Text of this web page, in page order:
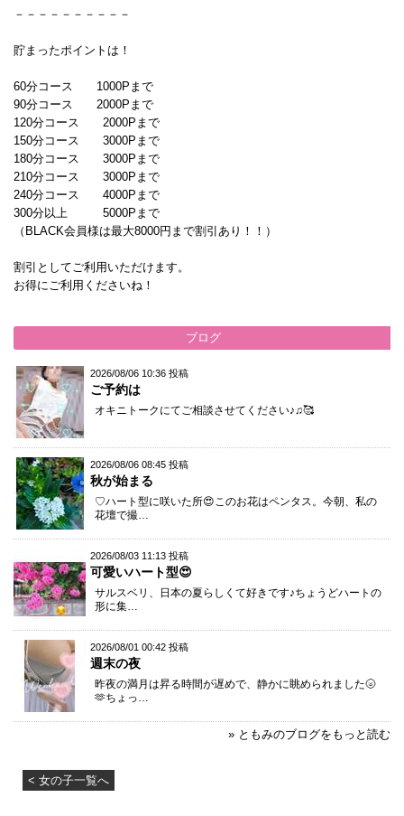
－－－－－－－－－－
貯まったポイントは！
60分コース 1000Pまで
90分コース 2000Pまで
120分コース 2000Pまで
150分コース 3000Pまで
180分コース 3000Pまで
210分コース 3000Pまで
240分コース 4000Pまで
300分以上 5000Pまで
（BLACK会員様は最大8000円まで割引あり！！）
割引としてご利用いただけます。
お得にご利用くださいね！
ブログ
2026/08/06 10:36 投稿
ご予約は
オキニトークにてご相談させてください♪♫🥰
2026/08/06 08:45 投稿
秋が始まる
♡ハート型に咲いた所😍このお花はペンタス。今朝、私の
花壇で撮…
2026/08/03 11:13 投稿
可愛いハート型😍
サルスベリ、日本の夏らしくて好きです♪ちょうどハートの
形に集…
2026/08/01 00:42 投稿
週末の夜
昨夜の満月は昇る時間が遅めで、静かに眺められました🌝
🫶ちょっ…
» ともみのブログをもっと読む
< 女の子一覧へ